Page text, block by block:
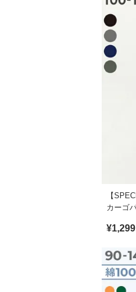
ご注意事
・乾燥
・摩擦
・平置
・生産
【
カーゴ
¥1,299